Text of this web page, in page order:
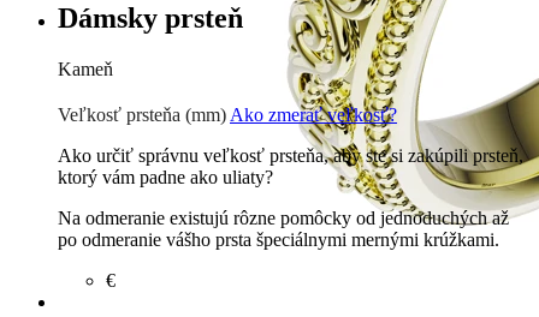
Dámsky prsteň
Kameň
Prírodné kamene
Veľkosť prsteňa (mm) Ako zmerať veľkosť?
Ako určiť správnu veľkosť prsteňa, aby ste si zakúpili prsteň,
ktorý vám padne ako uliaty?
Na odmeranie existujú rôzne pomôcky od jednoduchých až
po odmeranie vášho prsta špeciálnymi mernými krúžkami.
€